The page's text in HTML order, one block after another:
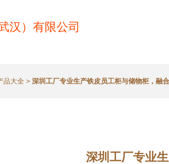
汉）有限公司
品大全 > 深圳工厂专业生产铁皮员工柜与储物柜，融
深圳工厂专业